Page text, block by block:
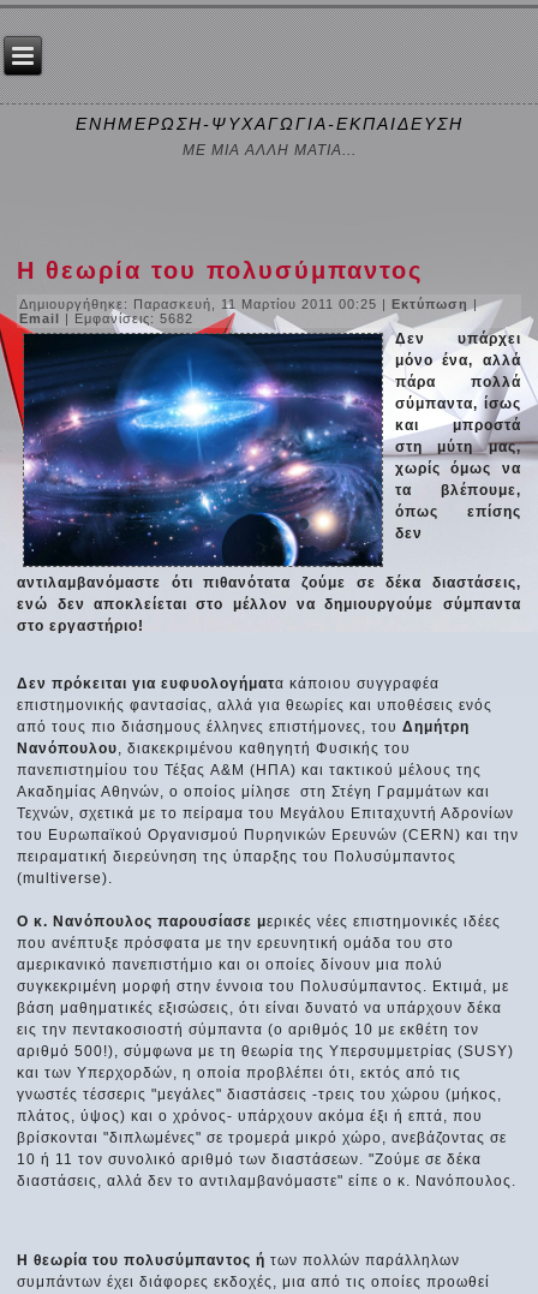
ΕΝΗΜΕΡΩΣΗ-ΨΥΧΑΓΩΓΙΑ-ΕΚΠΑΙΔΕΥΣΗ
ΜΕ ΜΙΑ ΑΛΛΗ ΜΑΤΙΑ...
Η θεωρία του πολυσύμπαντος
Δημιουργήθηκε: Παρασκευή, 11 Μαρτίου 2011 00:25 |Εκτύπωση |
Email | Εμφανίσεις: 5682
Δεν υπάρχει
μόνο ένα, αλλά
πάρα πολλά
σύμπαντα, ίσως
και μπροστά
στη μύτη μας,
χωρίς όμως να
τα βλέπουμε,
όπως επίσης
δεν
αντιλαμβανόμαστε ότι πιθανότατα ζούμε σε δέκα διαστάσεις,
ενώ δεν αποκλείεται στο μέλλον να δημιουργούμε σύμπαντα
στο εργαστήριο!
Δεν πρόκειται για ευφυολογήματα κάποιου συγγραφέα
επιστημονικής φαντασίας, αλλά για θεωρίες και υποθέσεις ενός
από τους πιο διάσημους έλληνες επιστήμονες, του Δημήτρη
Νανόπουλου, διακεκριμένου καθηγητή Φυσικής του
πανεπιστημίου του Τέξας A&M (ΗΠΑ) και τακτικού μέλους της
Ακαδημίας Αθηνών, ο οποίος μίλησε στη Στέγη Γραμμάτων και
Τεχνών, σχετικά με το πείραμα του Μεγάλου Επιταχυντή Αδρονίων
του Ευρωπαϊκού Οργανισμού Πυρηνικών Ερευνών (CERN) και την
πειραματική διερεύνηση της ύπαρξης του Πολυσύμπαντος
(multiverse).
Ο κ. Νανόπουλος παρουσίασε μερικές νέες επιστημονικές ιδέες
που ανέπτυξε πρόσφατα με την ερευνητική ομάδα του στο
αμερικανικό πανεπιστήμιο και οι οποίες δίνουν μια πολύ
συγκεκριμένη μορφή στην έννοια του Πολυσύμπαντος. Εκτιμά, με
βάση μαθηματικές εξισώσεις, ότι είναι δυνατό να υπάρχουν δέκα
εις την πεντακοσιοστή σύμπαντα (ο αριθμός 10 με εκθέτη τον
αριθμό 500!), σύμφωνα με τη θεωρία της Υπερσυμμετρίας (SUSY)
και των Υπερχορδών, η οποία προβλέπει ότι, εκτός από τις
γνωστές τέσσερις "μεγάλες" διαστάσεις -τρεις του χώρου (μήκος,
πλάτος, ύψος) και ο χρόνος- υπάρχουν ακόμα έξι ή επτά, που
βρίσκονται "διπλωμένες" σε τρομερά μικρό χώρο, ανεβάζοντας σε
10 ή 11 τον συνολικό αριθμό των διαστάσεων. "Ζούμε σε δέκα
διαστάσεις, αλλά δεν το αντιλαμβανόμαστε" είπε ο κ. Νανόπουλος.
Η θεωρία του πολυσύμπαντος ήτων πολλών παράλληλων
συμπάντων έχει διάφορες εκδοχές, μια από τις οποίες προωθεί